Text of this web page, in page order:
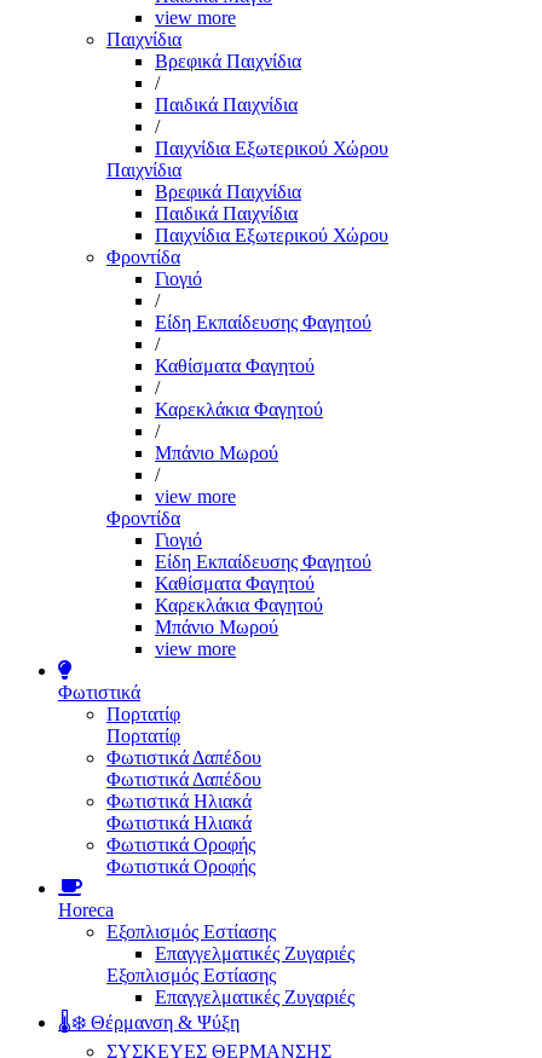
view more
Παιχνίδια
Βρεφικά Παιχνίδια
/
Παιδικά Παιχνίδια
/
Παιχνίδια Εξωτερικού Χώρου
Παιχνίδια
Βρεφικά Παιχνίδια
Παιδικά Παιχνίδια
Παιχνίδια Εξωτερικού Χώρου
Φροντίδα
Γιογιό
/
Είδη Εκπαίδευσης Φαγητού
/
Καθίσματα Φαγητού
/
Καρεκλάκια Φαγητού
/
Μπάνιο Μωρού
/
view more
Φροντίδα
Γιογιό
Είδη Εκπαίδευσης Φαγητού
Καθίσματα Φαγητού
Καρεκλάκια Φαγητού
Μπάνιο Μωρού
view more
Φωτιστικά
Πορτατίφ
Πορτατίφ
Φωτιστικά Δαπέδου
Φωτιστικά Δαπέδου
Φωτιστικά Ηλιακά
Φωτιστικά Ηλιακά
Φωτιστικά Οροφής
Φωτιστικά Οροφής
Horeca
Εξοπλισμός Εστίασης
Επαγγελματικές Ζυγαριές
Εξοπλισμός Εστίασης
Επαγγελματικές Ζυγαριές
🌡️❄️ Θέρμανση & Ψύξη
ΣΥΣΚΕΥΕΣ ΘΕΡΜΑΝΣΗΣ